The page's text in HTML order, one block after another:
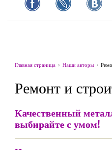
Главная страница Наши авторы
Ремонт и
Качественный
выбирайте с умом!